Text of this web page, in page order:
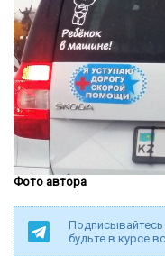
Фото автора
Подписывайтесь
будьте в курсе